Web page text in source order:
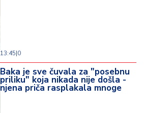
13:45|0
Baka je sve čuvala za "posebnu
priliku" koja nikada nije došla -
njena priča rasplakala mnoge